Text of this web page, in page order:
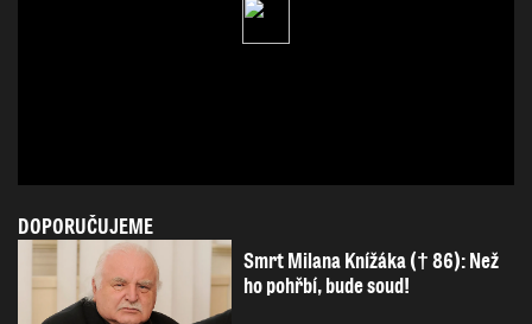
DOPORUČUJEME
Smrt Milana Knížáka († 86): Než
ho pohřbí, bude soud!